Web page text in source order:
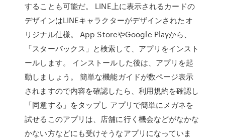
することも可能だ。 LINE上に表示されるカードの
デザインはLINEキャラクターがデザインされたオ
リジナル仕様。 App StoreやGoogle Playから、
「スターバックス」と検索して、アプリをインスト
ールします。 インストールした後は、アプリを起
動しましょう。 簡単な機能ガイドが数ページ表示
されますので内容を確認したら、利用規約を確認し
「同意する」をタップし アプリで簡単にメガネを
試せるこのアプリは、店舗に行く機会などがなかな
かない方などにも受けそうなアプリになっていま